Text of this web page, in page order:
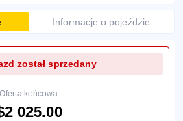
Informacje o pojeździe
został sprzedany
Oferta końcowa:
025.00